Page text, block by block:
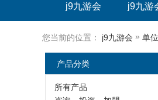
2024上海自有品牌展--
j9九游会 j9九游
您当前的位置： j9九游会 » 单
产品分类
所有产品